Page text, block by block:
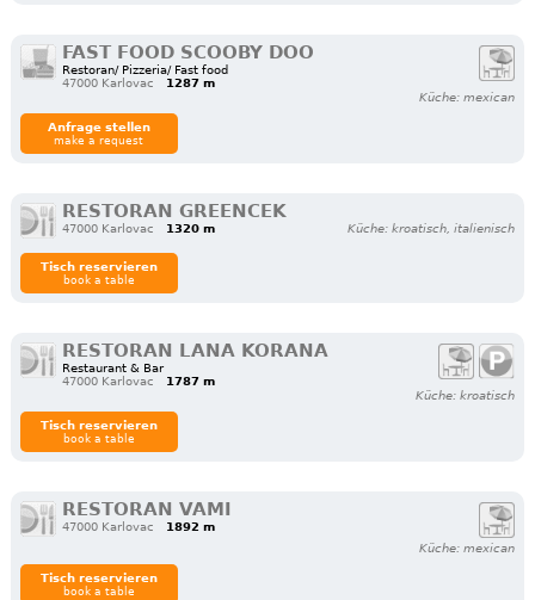
FAST FOOD SCOOBY DOO
Restoran/ Pizzeria/ Fast food
47000 Karlovac
1287 m
Küche: mexican
Anfrage stellen
make a request
RESTORAN GREENCEK
47000 Karlovac 1320 m Küche: kroatisch, italienisch
Tisch reservieren
book a table
RESTORAN LANA KORANA
Restaurant & Bar
47000 Karlovac
1787 m
Küche: kroatisch
Tisch reservieren
book a table
RESTORAN VAMI
47000 Karlovac
1892 m
Küche: mexican
Tisch reservieren
book a table